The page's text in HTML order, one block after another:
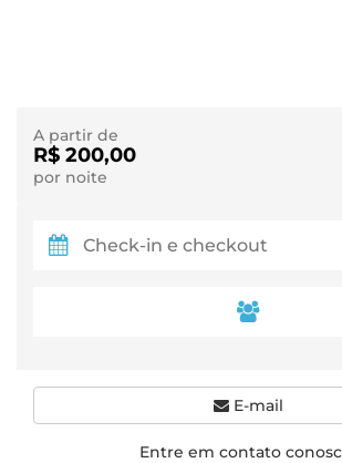
A partir de
R$ 200,00
por noite
E-mail
Entre em contato